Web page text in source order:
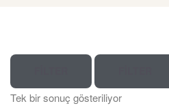
Tek bir sonuç gösteriliyor